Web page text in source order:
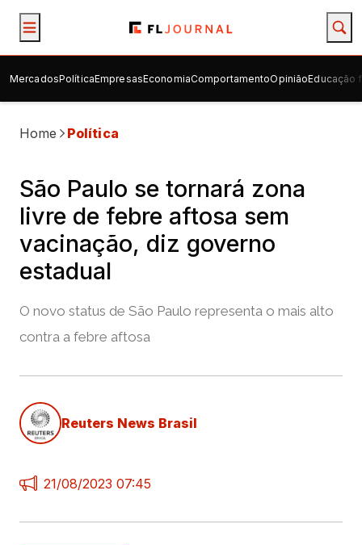
MercadosPolíticaEmpresasEconomiaComportamentoOpiniãoEducação
Home Política
São Paulo se tornará zona
livre de febre aftosa sem
vacinação, diz governo
estadual
O novo status de São Paulo representa o mais alto
contra a febre aftosa
Reuters News Brasil
21/08/2023 07:45